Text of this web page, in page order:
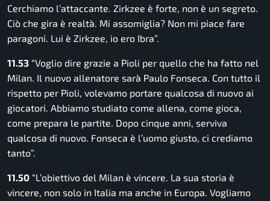
Cerchiamo l’attaccante. Zirkzee è forte, non è un segreto.
Ciò che gira è realtà. Mi assomiglia? Non mi piace fare
paragoni. Lui è Zirkzee, io ero Ibra”.
11.53 “Voglio dire grazie a Pioli per quello che ha fatto nel
Milan. Il nuovo allenatore sarà Paulo Fonseca. Con tutto il
rispetto per Pioli, volevamo portare qualcosa di nuovo ai
giocatori. Abbiamo studiato come allena, come gioca,
come prepara le partite. Dopo cinque anni, serviva
qualcosa di nuovo. Fonseca è l’uomo giusto, ci crediamo
tanto”.
11.50 “L’obiettivo del Milan è vincere. La sua storia è
vincere, non solo in Italia ma anche in Europa. Vogliamo